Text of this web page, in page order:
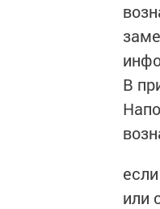
В
или